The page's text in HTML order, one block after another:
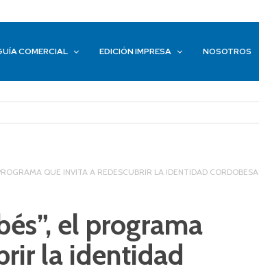
COMERCIAL EDICIÓN IMPRESA NOSOTROS
QUE INVITA A REDESCUBRIR LA IDENTIDAD CORDOBESA
el programa
la identidad